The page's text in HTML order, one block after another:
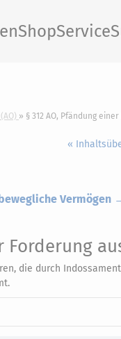
ShopService
§ 312 AO, Pfändung
«
Vermögen
Forderung
die durch